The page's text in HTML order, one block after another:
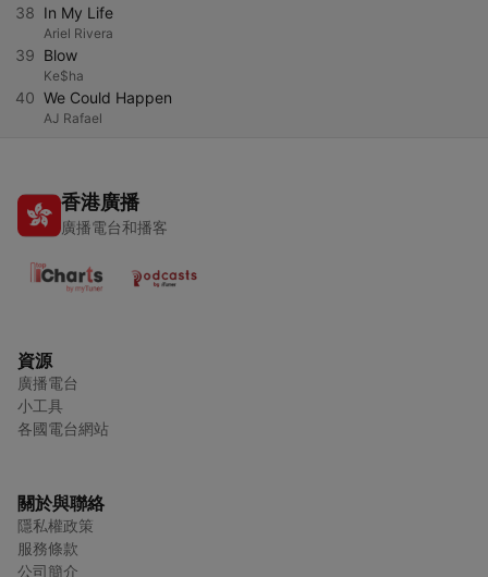
38 In My Life
Ariel Rivera
39 Blow
Ke$ha
40 We Could Happen
AJ Rafael
香港廣播
廣播電台和播客
資源
廣播電台
小工具
各國電台網站
關於與聯絡
隱私權政策
服務條款
公司簡介